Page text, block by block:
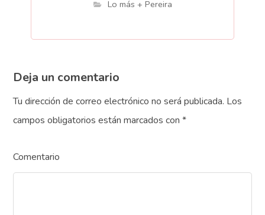
Lo más + Pereira
Deja un comentario
Tu dirección de correo electrónico no será publicada. Los
campos obligatorios están marcados con*
Comentario